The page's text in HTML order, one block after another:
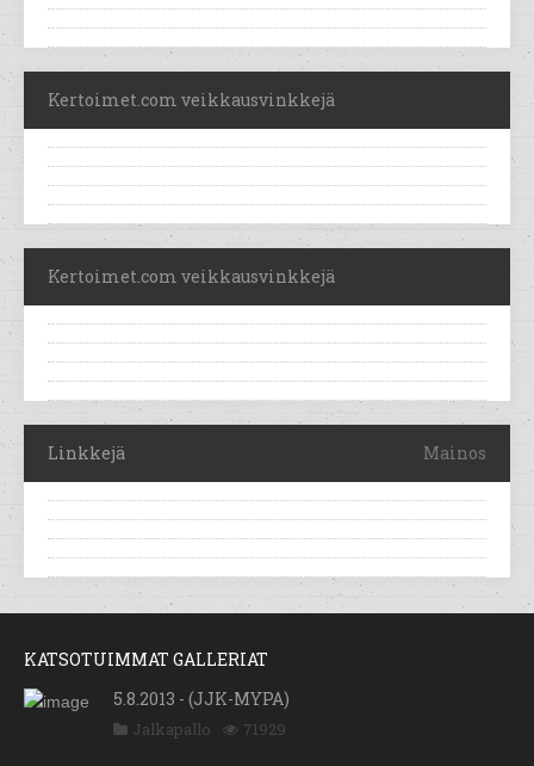
Kertoimet.com veikkausvinkkejä
Kertoimet.com veikkausvinkkejä
Linkkejä Mainos
KATSOTUIMMAT GALLERIAT
5.8.2013 - (JJK-MYPA)
Jalkapallo 71929